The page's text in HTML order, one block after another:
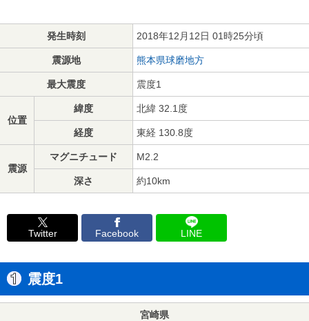
発生時刻 2018年12月12日 01時25分頃
震源地 熊本県球磨地方
最大震度 震度1
位置
緯度 北緯 32.1度
経度 東経 130.8度
震源
マグニチュード M2.2
深さ 約10km
Twitter Facebook LINE
震度1
宮崎県